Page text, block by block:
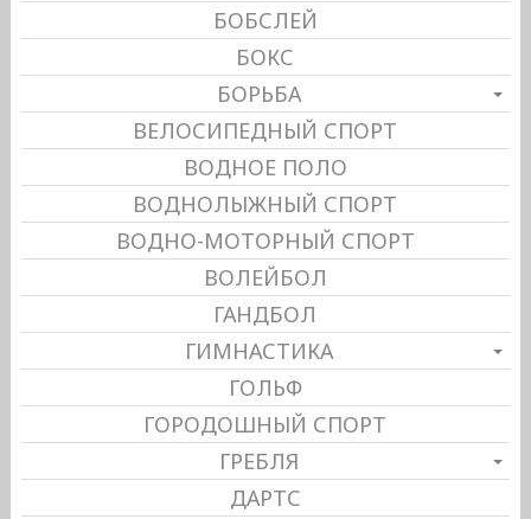
БОБСЛЕЙ
БОКС
БОРЬБА
ВЕЛОСИПЕДНЫЙ СПОРТ
ВОДНОЕ ПОЛО
ВОДНОЛЫЖНЫЙ СПОРТ
ВОДНО-МОТОРНЫЙ СПОРТ
ВОЛЕЙБОЛ
ГАНДБОЛ
ГИМНАСТИКА
ГОЛЬФ
ГОРОДОШНЫЙ СПОРТ
ГРЕБЛЯ
ДАРТС